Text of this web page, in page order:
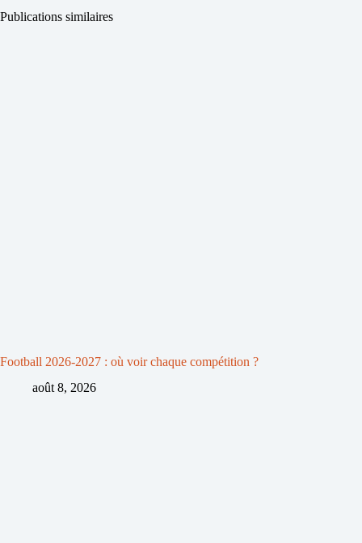
Publications similaires
Football 2026-2027 : où voir chaque compétition ?
août 8, 2026